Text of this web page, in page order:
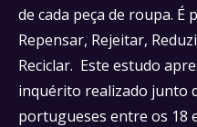
de cada peça de roupa.
Repensar, Rejeitar,
Reciclar. Este estudo
inquérito realizado junto
portugueses entre os 18